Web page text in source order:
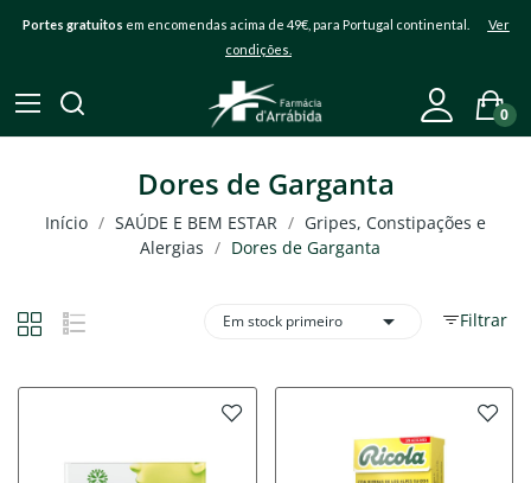
Portes gratuitos em encomendas acima de 49€, para Portugal continental. Ver
condições.
0
Dores de Garganta
Início SAÚDE E BEM ESTAR
Gripes, Constipações e
Alergias
Dores de Garganta
Filtrar
Em stock primeiro 